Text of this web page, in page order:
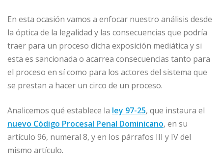
En esta ocasión vamos a enfocar nuestro análisis desde
la óptica de la legalidad y las consecuencias que podría
traer para un proceso dicha exposición mediática y si
esta es sancionada o acarrea consecuencias tanto para
el proceso en sí como para los actores del sistema que
se prestan a hacer un circo de un proceso.
Analicemos qué establece la ley 97-25, que instaura el
nuevo Código Procesal Penal Dominicano, en su
artículo 96, numeral 8, y en los párrafos III y IV del
mismo artículo.